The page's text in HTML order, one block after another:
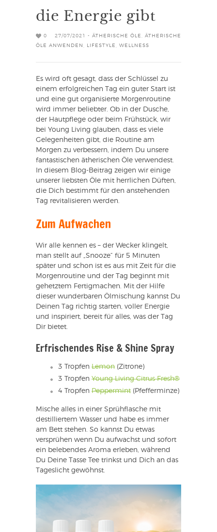
die Energie gibt
0 27/07/2021 - ÄTHERISCHE ÖLE
ÄTHERISCHE
ÖLE ANWENDEN
LIFESTYLE WELLNESS
Es wird oft gesagt, dass der Schlüssel zu
einem erfolgreichen Tag ein guter Start ist
und eine gut organisierte Morgenroutine
wird immer beliebter. Ob in der Dusche,
der Hautpflege oder beim Frühstück, wir
bei Young Living glauben, dass es viele
Gelegenheiten gibt, die Routine am
Morgen zu verbessern, indem Du unsere
fantastischen ätherischen Öle verwendest.
In diesem Blog-Beitrag zeigen wir einige
unserer liebsten Öle mit herrlichen Düften,
die Dich bestimmt für den anstehenden
Tag revitalisieren werden.
Zum Aufwachen
Wir alle kennen es – der Wecker klingelt,
man stellt auf „Snooze“ für 5 Minuten
später und schon ist es aus mit Zeit für die
Morgenroutine und der Tag beginnt mit
gehetztem Fertigmachen. Mit der Hilfe
dieser wunderbaren Ölmischung kannst Du
Deinen Tag richtig starten, voller Energie
und inspiriert, bereit für alles, was der Tag
Dir bietet.
Erfrischendes Rise & Shine Spray
3 Tropfen Lemon (Zitrone)
3 Tropfen Young Living Citrus Fresh®
4 Tropfen Peppermint (Pfefferminze)
Mische alles in einer Sprühflasche mit
destilliertem Wasser und habe es immer
am Bett stehen. So kannst Du etwas
versprühen wenn Du aufwachst und sofort
ein belebendes Aroma erleben, während
Du Deine Tasse Tee trinkst und Dich an das
Tageslicht gewöhnst.